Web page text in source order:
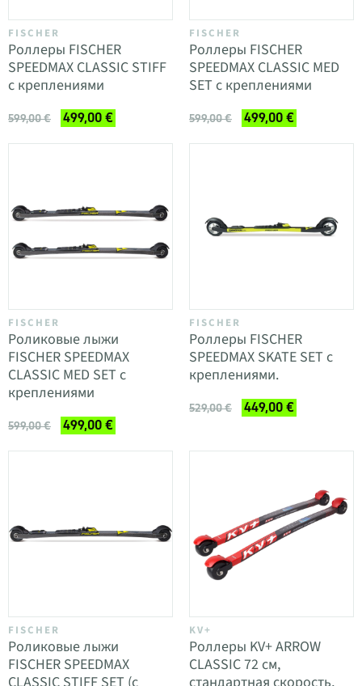
FISCHER
Роллеры FISCHER
SPEEDMAX CLASSIC STIFF
с креплениями
599,00 € 499,00 €
FISCHER
Роллеры FISCHER
SPEEDMAX CLASSIC MED
SET с креплениями
599,00 € 499,00 €
FISCHER
Роликовые лыжи
FISCHER SPEEDMAX
CLASSIC MED SET с
креплениями
599,00 € 499,00 €
FISCHER
Роллеры FISCHER
SPEEDMAX SKATE SET с
креплениями.
529,00 € 449,00 €
FISCHER
Роликовые лыжи
FISCHER SPEEDMAX
KV+
Роллеры KV+ ARROW
CLASSIC 72 см,